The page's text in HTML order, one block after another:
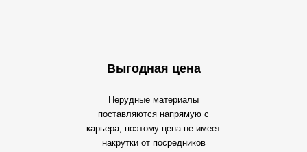
Выгодная цена
Нерудные материалы
поставляются напрямую с
карьера, поэтому цена не имеет
накрутки от посредников